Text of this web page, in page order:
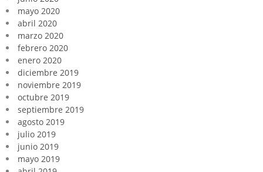
mayo 2020
abril 2020
marzo 2020
febrero 2020
enero 2020
diciembre 2019
noviembre 2019
octubre 2019
septiembre 2019
agosto 2019
julio 2019
junio 2019
mayo 2019